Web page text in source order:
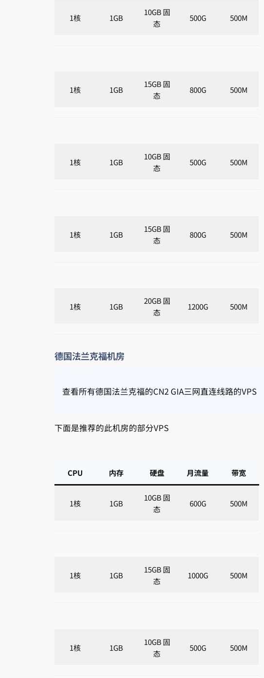
1核 1GB
10GB 固
态
500G 500M
1核 1GB
15GB 固
态
800G 500M
1核 1GB
10GB 固
态
500G 500M
1核 1GB
15GB 固
态
800G 500M
1核 1GB
20GB 固
态
1200G 500M
德国法兰克福机房
查看所有德国法兰克福的CN2 GIA三网直连线路的VPS
下面是推荐的此机房的部分VPS
CPU 内存 硬盘 月流量 带宽
1核 1GB
10GB 固
态
600G 500M
1核 1GB
15GB 固
态
1000G 500M
1核 1GB
10GB 固
态
500G 500M